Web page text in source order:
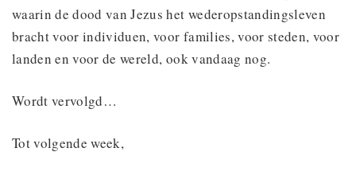
waarin de dood van Jezus het wederopstandingsleven
bracht voor individuen, voor families, voor steden, voor
landen en voor de wereld, ook vandaag nog.
Wordt vervolgd…
Tot volgende week,